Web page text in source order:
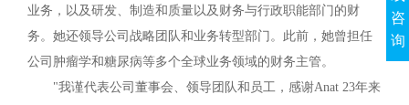
业务，以及研发、制造和质量以及财务与行政职能部门的财
务。她还领导公司战略团队和业务转型部门。此前，她曾担任
公司肿瘤学和糖尿病等多个全球业务领域的财务主管。
"我谨代表公司董事会、领导团队和员工，感谢Anat 23年来
咨
询